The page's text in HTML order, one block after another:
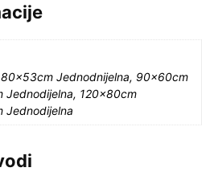
Jednodnijelna, 90x60cm
Jednodijelna, 120x80cm
Jednodijelna